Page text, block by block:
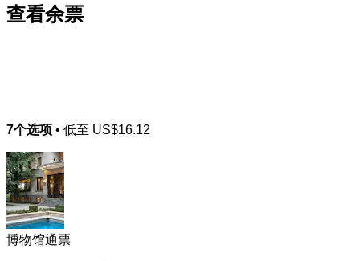
查看余票
7个选项 • 低至 US$16.12
博物馆通票